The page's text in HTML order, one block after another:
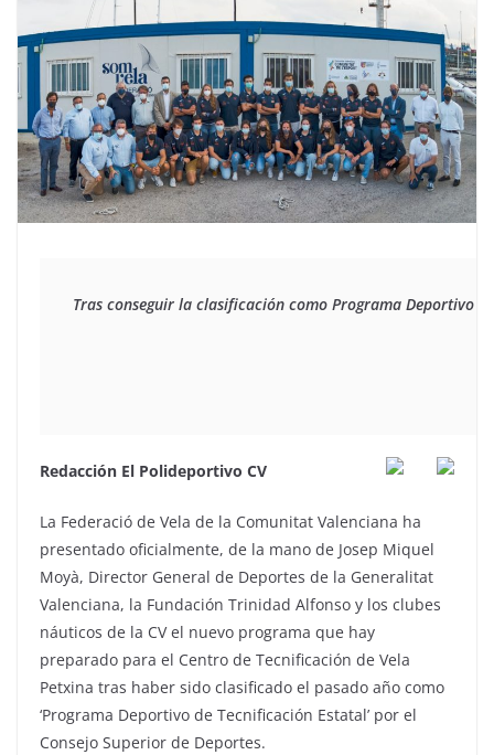
Tras conseguir la clasificación como Programa Deportivo
Redacción El Polideportivo CV
La Federació de Vela de la Comunitat Valenciana ha
presentado oficialmente, de la mano de Josep Miquel
Moyà, Director General de Deportes de la Generalitat
Valenciana, la Fundación Trinidad Alfonso y los clubes
náuticos de la CV el nuevo programa que hay
preparado para el Centro de Tecnificación de Vela
Petxina tras haber sido clasificado el pasado año como
‘Programa Deportivo de Tecnificación Estatal’ por el
Consejo Superior de Deportes.